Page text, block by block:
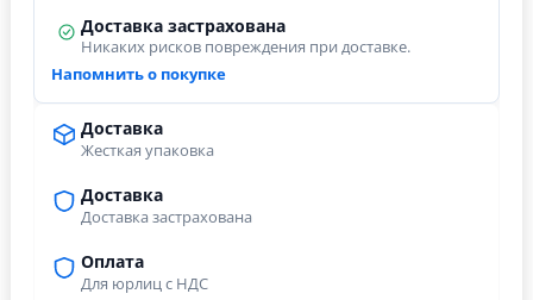
Доставка
Жесткая упаковка
Доставка
Доставка застрахована
Оплата
Для юрлиц с НДС
Доставка застрахована
Никаких рисков повреждения при доставке.
Напомнить о покупке